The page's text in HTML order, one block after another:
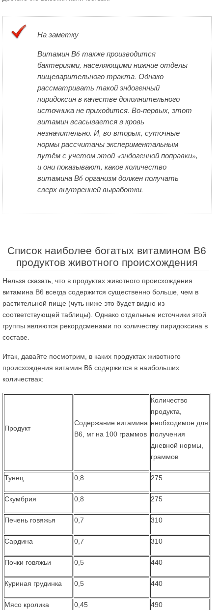
На заметку
Витамин В6 также производится
бактериями, населяющими нижние отделы
пищеварительного тракта. Однако
рассматривать такой эндогенный
пиридоксин в качестве дополнительного
источника не приходится. Во-первых, этот
витамин всасывается в кровь
незначительно. И, во-вторых, суточные
нормы рассчитаны экспериментальным
путём с учетом этой «эндогенной поправки»,
и они показывают, какое количество
витамина В6 организм должен получать
сверх внутренней выработки.
Список наиболее богатых витамином В6
продуктов животного происхождения
Нельзя сказать, что в продуктах животного происхождения
витамина В6 всегда содержится существенно больше, чем в
растительной пище (чуть ниже это будет видно из
соответствующей таблицы). Однако отдельные источники этой
группы являются рекордсменами по количеству пиридоксина в
составе.
Итак, давайте посмотрим, в каких продуктах животного
происхождения витамин В6 содержится в наибольших
количествах:
Продукт
Содержание витамина
В6, мг на 100 граммов
Количество
продукта,
необходимое для
получения
дневной нормы,
граммов
Тунец 0,8 275
Скумбрия 0,8 275
Печень говяжья 0,7 310
Сардина 0,7 310
Почки говяжьи 0,5 440
Куриная грудинка 0,5 440
Мясо кролика 0,45 490